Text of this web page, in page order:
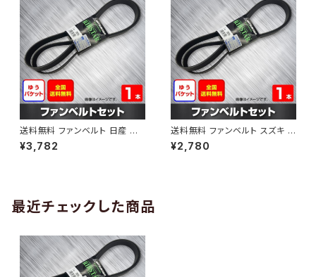
送料無料 ファンベルト 日産 キ
ューブ 型式Z12 H20.11～H24.
10 （国内トップメーカー） 1本 H
¥3,782
送料無料 ファンベルト スズキ ワ
ゴンR 型式MH34S H24.09～
H29.02 （国内トップメーカー）
¥2,780
最近チェックした商品